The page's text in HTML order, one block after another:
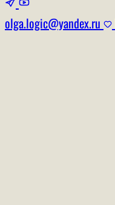
olga.logic@yandex.ru